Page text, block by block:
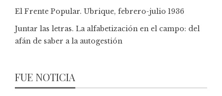
El Frente Popular. Ubrique, febrero-julio 1936
Juntar las letras. La alfabetización en el campo: del
afán de saber a la autogestión
FUE NOTICIA